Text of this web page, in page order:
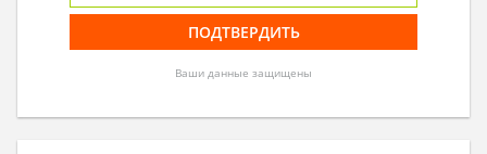
Ваши данные защищены